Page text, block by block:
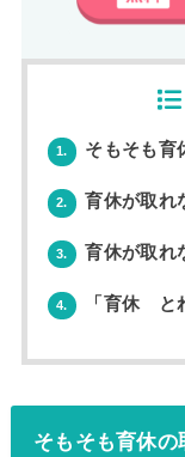
1. そもそも育
2. 育休が取れ
3. 育休が取れ
4. 「育休 と
そもそも育休の